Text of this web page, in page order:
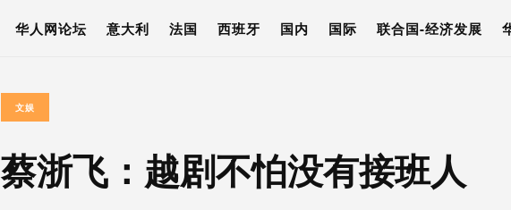
华人网论坛 意大利 法国 西班牙 国内 国际 联合国-经济发展
文娱
蔡浙飞：越剧不怕没有接班人